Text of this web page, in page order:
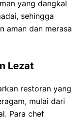
yang dangkal
sehingga
aman dan merasa
Lezat
restoran yang
mulai dari
Para chef